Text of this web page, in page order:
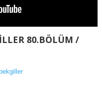
80.BÖLÜM /